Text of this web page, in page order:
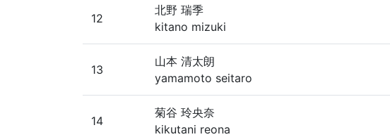
12
北野 瑞季
kitano mizuki
13
山本 清太朗
yamamoto seitaro
14
菊谷 玲央奈
kikutani reona